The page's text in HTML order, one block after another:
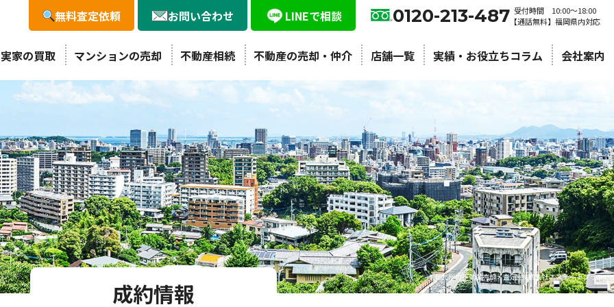
無料査定依頼 お問い合わせ LINEで相談 0120-213-487 受付時間 10:00〜18:00
【通話無料】福岡県内対応
家の買取 マンションの売却 不動産相続 不動産の売却・仲介 店舗一覧 実績・お役立ちコラム 会社案内
北九州の不動産売却・査定 | 株式会社エステートプラン
成約情報